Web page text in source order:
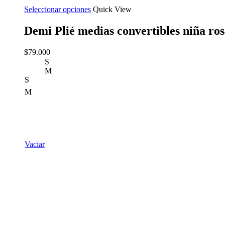
Seleccionar opciones Quick View
Demi Plié medias convertibles niña
$79.000
S
M
S
M
Vaciar